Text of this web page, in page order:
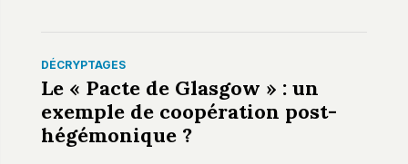
DÉCRYPTAGES
Le « Pacte de Glasgow » : un
exemple de coopération post-
hégémonique ?